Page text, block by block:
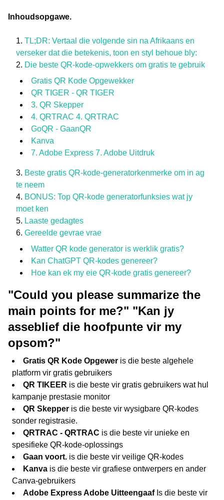
Inhoudsopgawe.
TL;DR: Vertaal die volgende sin na Afrikaans en
verseker dat die betekenis, toon en styl behoue bly:
Die beste QR-kode-opwekkers om gratis te gebruik
Gratis QR Kode Opgewekker
QR TIGER - QR TIGER
3. QR Skepper
4. QRTRAC 4. QRTRAC
GoQR - GaanQR
Kanva
7. Adobe Express 7. Adobe Uitdruk
Beste gratis QR-kode-generatorkenmerke om in ag
te neem
BONUS: Top QR-kode generatorfunksies wat jy
moet ken
Laaste gedagtes
Gereelde gevrae vrae
Watter QR kode generator is werklik gratis?
Kan ChatGPT QR-kodes genereer?
Hoe kan ek my eie QR-kode gratis genereer?
"Could you please summarize the
main points for me?" "Kan jy
asseblief die hoofpunte vir my
opsom?"
Gratis QR Kode Opgewer is die beste algehele
platform vir gratis gebruikers
QR TIKEER is die beste vir gratis gebruikers wat hul
kampanje prestasie monitor
QR Skepper is die beste vir wysigbare QR-kodes
sonder registrasie.
QRTRAC - QRTRAC is die beste vir unieke en
spesifieke QR-kode-oplossings
Gaan voort. is die beste vir veilige QR-kodes
Kanva is die beste vir grafiese ontwerpers en ander
Canva-gebruikers
Adobe Express Adobe Uitteengaaf Is die beste vir